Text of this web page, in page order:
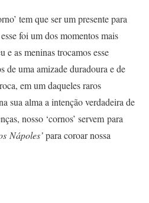
tem que ser um presente para
foi um dos momentos mais
e as meninas trocamos esse
de uma amizade duradoura e de
em um daqueles raros
sua alma a intenção verdadeira de
nosso ‘cornos’ servem para
Nápoles’para coroar nossa